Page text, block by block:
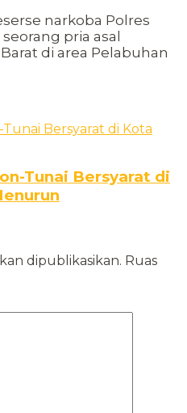
narkoba Polres
pria asal
di area Pelabuhan
Tunai Bersyarat di
dipublikasikan. Ruas